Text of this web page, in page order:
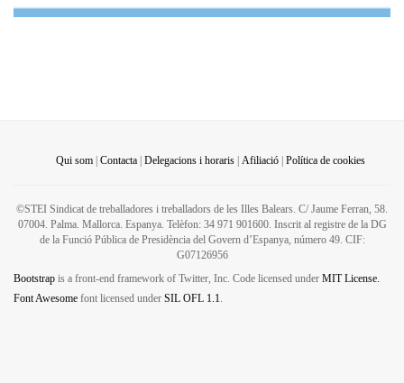
Qui som| Contacta| Delegacions i horaris| Afiliació| Política de cookies
©STEI Sindicat de treballadores i treballadors de les Illes Balears. C/ Jaume Ferran, 58.
07004. Palma. Mallorca. Espanya. Telèfon: 34 971 901600. Inscrit al registre de la DG
de la Funció Pública de Presidència del Govern d’Espanya, número 49. CIF:
G07126956
Bootstrap is a front-end framework of Twitter, Inc. Code licensed under MIT License.
Font Awesome font licensed under SIL OFL 1.1